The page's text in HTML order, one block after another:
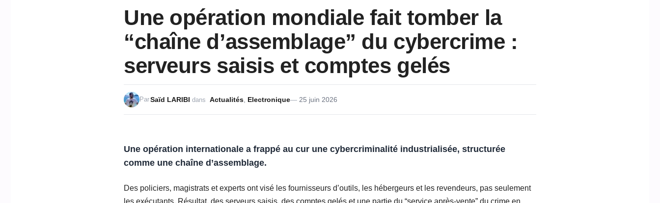
Une opération mondiale fait tomber la
“chaîne d’assemblage” du cybercrime :
serveurs saisis et comptes gelés
25 juin 2026
ParSaïd LARIBI dans Actualités Electronique
Une opération internationale a frappé au cur une cybercriminalité industrialisée, structurée
comme une chaîne d’assemblage.
Des policiers, magistrats et experts ont visé les fournisseurs d’outils, les hébergeurs et les revendeurs, pas seulement
les exécutants. Résultat, des serveurs saisis, des comptes gelés et une partie du “service après-vente” du crime en